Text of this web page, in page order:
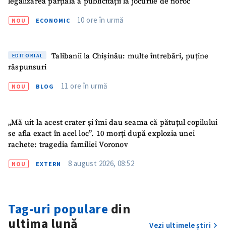
NOU ECONOMIC 10 ore în urmă
EDITORIAL
Talibanii la Chișinău: multe întrebări, puține
răspunsuri
NOU BLOG 11 ore în urmă
„Mă uit la acest crater și îmi dau seama că pătuțul copilului
se afla exact în acel loc”. 10 morți după explozia unei
rachete: tragedia familiei Voronov
NOU EXTERN 8 august 2026, 08:52
Tag-uri populare din
ultima lună
Vezi ultimele știri